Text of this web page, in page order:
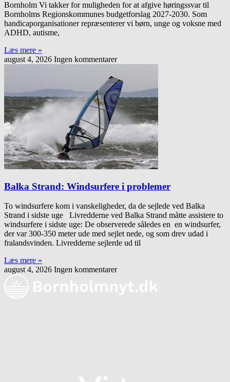
Bornholm Vi takker for muligheden for at afgive høringssvar til
Bornholms Regionskommunes budgetforslag 2027-2030. Som
handicaporganisationer repræsenterer vi børn, unge og voksne med
ADHD, autisme,
Læs mere »
august 4, 2026 Ingen kommentarer
Balka Strand: Windsurfere i problemer
To windsurfere kom i vanskeligheder, da de sejlede ved Balka
Strand i sidste uge Livredderne ved Balka Strand måtte assistere to
windsurfere i sidste uge: De observerede således en en windsurfer,
der var 300-350 meter ude med sejlet nede, og som drev udad i
fralandsvinden. Livredderne sejlerde ud til
Læs mere »
august 4, 2026 Ingen kommentarer